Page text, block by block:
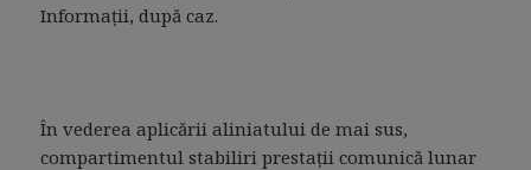
Informaţii, după caz.
În vederea aplicării aliniatului de mai sus,
compartimentul stabiliri prestaţii comunică lunar